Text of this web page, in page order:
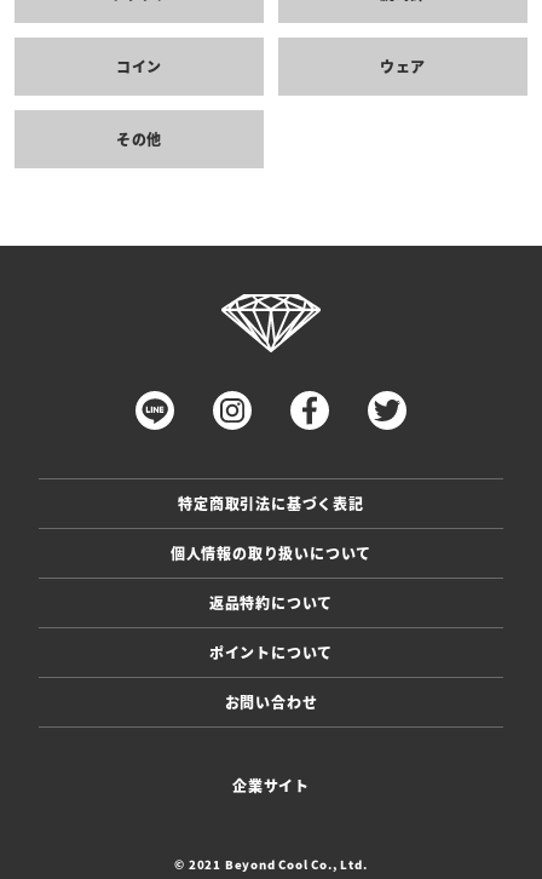
コイン ウェア
その他
特定商取引法に基づく表記
個人情報の取り扱いについて
返品特約について
ポイントについて
お問い合わせ
企業サイト
© 2021 Beyond Cool Co., Ltd.